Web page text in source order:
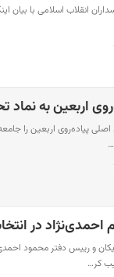
انقلاب اسلامی با
اربعین به
اصلی پیاده‌روی اربعین را
احمدی‌نژاد در
و رییس دفتر محمود
کر…